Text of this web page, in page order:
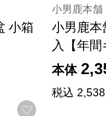
小箱
お気に入り
小男鹿本舗
小男鹿本
入【年間
本体
税込 2,538